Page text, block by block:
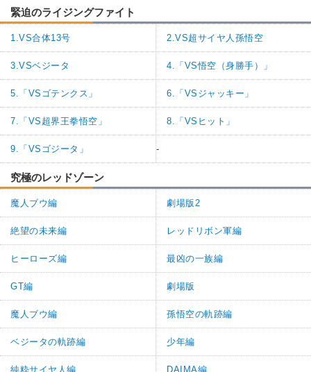
緊迫のライジングファイト
1.VS合体13号 2.VS超サイヤ人孫悟空
3.VSベジータ 4.「VS悟空（身勝手）」
5.「VSゴテンクス」 6.「VSジャッキー」
7.「VS超界王拳悟空」 8.「VSヒット」
9.「VSゴジータ」 -
究極のレッドゾーン
魔人ブウ編 劇場版2
絶望の未来編 レッドリボン軍編
ヒーローズ編 最凶の一族編
GT編 劇場版
魔人ブウ編 孫悟空の軌跡編
ベジータの軌跡編 少年編
純粋サイヤ人編 DAIMA編